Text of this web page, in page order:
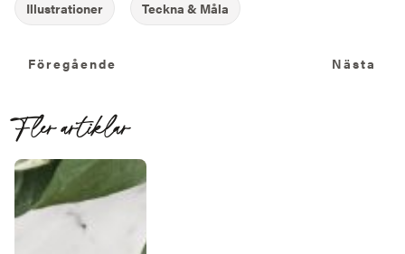
Föregående
Föregående Nästa
Fler artiklar